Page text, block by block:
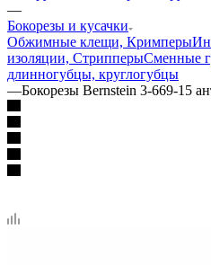
—
Бокорезы и кусачки
Обжимные клещи, Кримперы
изоляции, СтрипперыСменные
длинногубцы, круглогубцы
—Бокорезы Bernstein 3-669-15